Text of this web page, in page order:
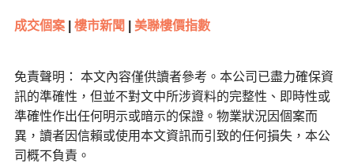
成交個案 樓市新聞 美聯樓價指數
免責聲明： 本文內容僅供讀者參考。本公司已盡力確保資
訊的準確性，但並不對文中所涉資料的完整性、即時性或
準確性作出任何明示或暗示的保證。物業狀況因個案而
異，讀者因信賴或使用本文資訊而引致的任何損失，本公
司概不負責。